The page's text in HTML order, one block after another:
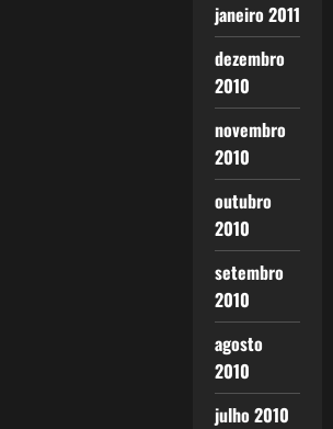
janeiro 2011
dezembro
2010
novembro
2010
outubro
2010
setembro
2010
agosto
2010
julho 2010